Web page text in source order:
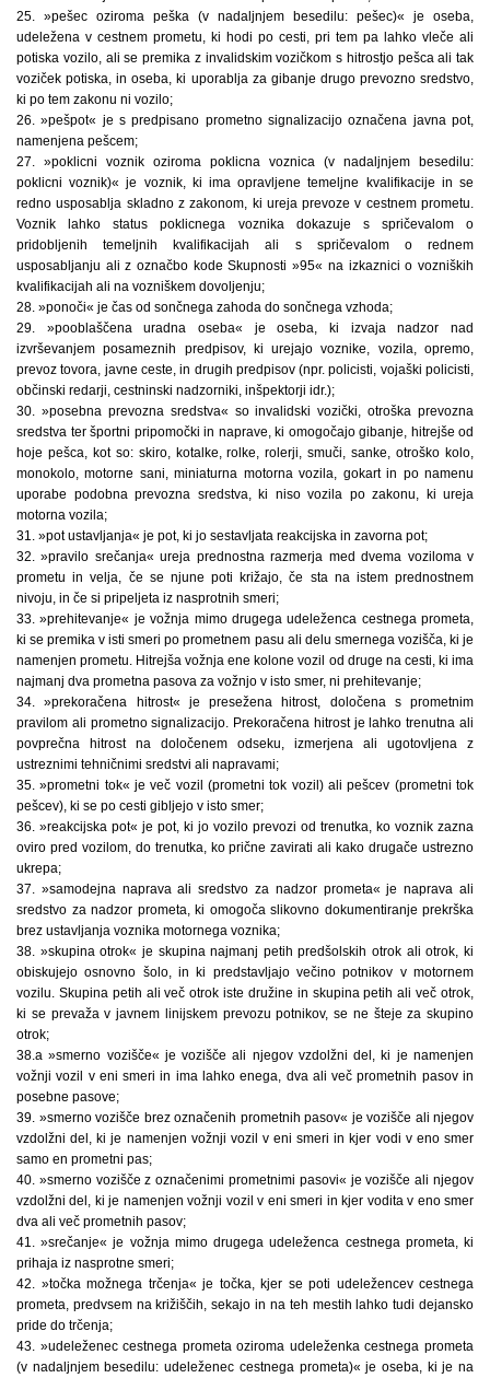
25. »pešec oziroma peška (v nadaljnjem besedilu: pešec)« je oseba,
udeležena v cestnem prometu, ki hodi po cesti, pri tem pa lahko vleče ali
potiska vozilo, ali se premika z invalidskim vozičkom s hitrostjo pešca ali tak
voziček potiska, in oseba, ki uporablja za gibanje drugo prevozno sredstvo,
ki po tem zakonu ni vozilo;
26. »pešpot« je s predpisano prometno signalizacijo označena javna pot,
namenjena pešcem;
27. »poklicni voznik oziroma poklicna voznica (v nadaljnjem besedilu:
poklicni voznik)« je voznik, ki ima opravljene temeljne kvalifikacije in se
redno usposablja skladno z zakonom, ki ureja prevoze v cestnem prometu.
Voznik lahko status poklicnega voznika dokazuje s spričevalom o
pridobljenih temeljnih kvalifikacijah ali s spričevalom o rednem
usposabljanju ali z označbo kode Skupnosti »95« na izkaznici o vozniških
kvalifikacijah ali na vozniškem dovoljenju;
28. »ponoči« je čas od sončnega zahoda do sončnega vzhoda;
29. »pooblaščena uradna oseba« je oseba, ki izvaja nadzor nad
izvrševanjem posameznih predpisov, ki urejajo voznike, vozila, opremo,
prevoz tovora, javne ceste, in drugih predpisov (npr. policisti, vojaški policisti,
občinski redarji, cestninski nadzorniki, inšpektorji idr.);
30. »posebna prevozna sredstva« so invalidski vozički, otroška prevozna
sredstva ter športni pripomočki in naprave, ki omogočajo gibanje, hitrejše od
hoje pešca, kot so: skiro, kotalke, rolke, rolerji, smuči, sanke, otroško kolo,
monokolo, motorne sani, miniaturna motorna vozila, gokart in po namenu
uporabe podobna prevozna sredstva, ki niso vozila po zakonu, ki ureja
motorna vozila;
31. »pot ustavljanja« je pot, ki jo sestavljata reakcijska in zavorna pot;
32. »pravilo srečanja« ureja prednostna razmerja med dvema voziloma v
prometu in velja, če se njune poti križajo, če sta na istem prednostnem
nivoju, in če si pripeljeta iz nasprotnih smeri;
33. »prehitevanje« je vožnja mimo drugega udeleženca cestnega prometa,
ki se premika v isti smeri po prometnem pasu ali delu smernega vozišča, ki je
namenjen prometu. Hitrejša vožnja ene kolone vozil od druge na cesti, ki ima
najmanj dva prometna pasova za vožnjo v isto smer, ni prehitevanje;
34. »prekoračena hitrost« je presežena hitrost, določena s prometnim
pravilom ali prometno signalizacijo. Prekoračena hitrost je lahko trenutna ali
povprečna hitrost na določenem odseku, izmerjena ali ugotovljena z
ustreznimi tehničnimi sredstvi ali napravami;
35. »prometni tok« je več vozil (prometni tok vozil) ali pešcev (prometni tok
pešcev), ki se po cesti gibljejo v isto smer;
36. »reakcijska pot« je pot, ki jo vozilo prevozi od trenutka, ko voznik zazna
oviro pred vozilom, do trenutka, ko prične zavirati ali kako drugače ustrezno
ukrepa;
37. »samodejna naprava ali sredstvo za nadzor prometa« je naprava ali
sredstvo za nadzor prometa, ki omogoča slikovno dokumentiranje prekrška
brez ustavljanja voznika motornega voznika;
38. »skupina otrok« je skupina najmanj petih predšolskih otrok ali otrok, ki
obiskujejo osnovno šolo, in ki predstavljajo večino potnikov v motornem
vozilu. Skupina petih ali več otrok iste družine in skupina petih ali več otrok,
ki se prevaža v javnem linijskem prevozu potnikov, se ne šteje za skupino
otrok;
38.a »smerno vozišče« je vozišče ali njegov vzdolžni del, ki je namenjen
vožnji vozil v eni smeri in ima lahko enega, dva ali več prometnih pasov in
posebne pasove;
39. »smerno vozišče brez označenih prometnih pasov« je vozišče ali njegov
vzdolžni del, ki je namenjen vožnji vozil v eni smeri in kjer vodi v eno smer
samo en prometni pas;
40. »smerno vozišče z označenimi prometnimi pasovi« je vozišče ali njegov
vzdolžni del, ki je namenjen vožnji vozil v eni smeri in kjer vodita v eno smer
dva ali več prometnih pasov;
41. »srečanje« je vožnja mimo drugega udeleženca cestnega prometa, ki
prihaja iz nasprotne smeri;
42. »točka možnega trčenja« je točka, kjer se poti udeležencev cestnega
prometa, predvsem na križiščih, sekajo in na teh mestih lahko tudi dejansko
pride do trčenja;
43. »udeleženec cestnega prometa oziroma udeleženka cestnega prometa
(v nadaljnjem besedilu: udeleženec cestnega prometa)« je oseba, ki je na